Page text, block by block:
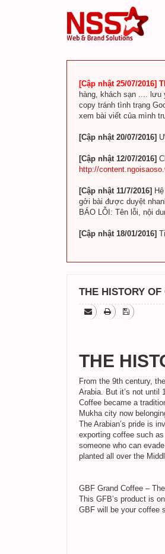
[Cập nhật 25/07/2016]
hàng, khách sạn ....
copy tránh tình trạng
xem bài viết của mình
[Cập nhật 20/07/2016]
[Cập nhật 12/07/2016]
http://
[Cập nhật 11/7/2016]
gởi bài được duyệt
BÁO LỖI: Tên lỗi, nội
[Cập nhật 18/01/2016]
THE HISTORY OF
THE
From the 9th century,
Arabia. But it’s not until
Coffee became a
Mukha city now
The Arabian’s pride is
exporting coffee such
someone who can
planted all over the
GBF Grand Coffee –
This GFB’s product is
GBF will be your coffee